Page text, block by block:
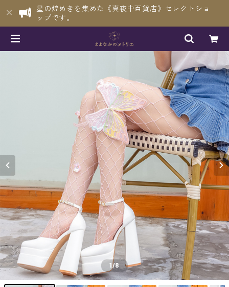
星の煌めきを集めた《真夜中百貨店》セレクトショ
ップです。
1/8